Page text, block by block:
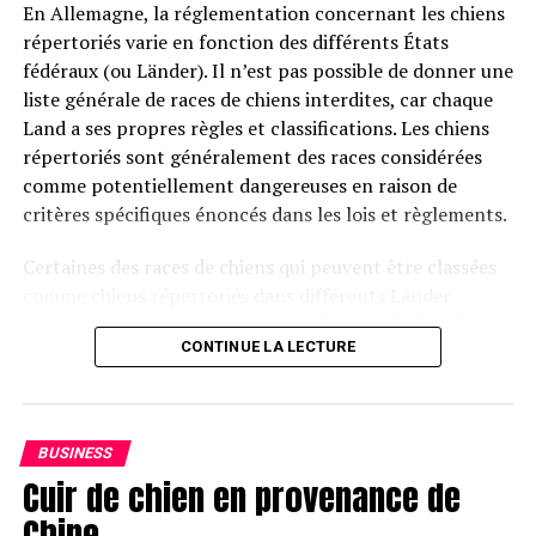
Partager
Trending
Le pape François a des
inquiétudes sur les animaux
de compagnie
Dans une vidéo qui circule sur les réseaux sociaux, on
peut voir le couronnement d’Alison en tant que Miss
couronne en reconnaissance de son rôle crucial dans ce
En Allemagne, la réglementation concernant les chiens
répertoriés varie en fonction des différents États
fédéraux (ou Länder). Il n’est pas possible de donner une
liste générale de races de chiens interdites, car chaque
Land a ses propres règles et classifications. Les chiens
répertoriés sont généralement des races considérées
comme potentiellement dangereuses en raison de
critères spécifiques énoncés dans les lois et règlements.
Certaines des races de chiens qui peuvent être classées
allemands comprennent, sans s’y limiter:le Grand
danois, le Bouledogue américain, l’American Bully, le Pit
Chien de berger d’Anatolie, le Bandog, le Beauceron, le
Berger belge (Malinois), le Boerboel, le Bullmastiff, le
Bull terrier, le Cane corso italien, le Bouledogue
Catahoula, le Grand danois (Dogue allemand), le Berger
allemand, le Do Khyi (Dogue du Tibet), le Doberman, le
CONTINUE LA LECTURE
BUSINESS
Cuir de chien en provenance de